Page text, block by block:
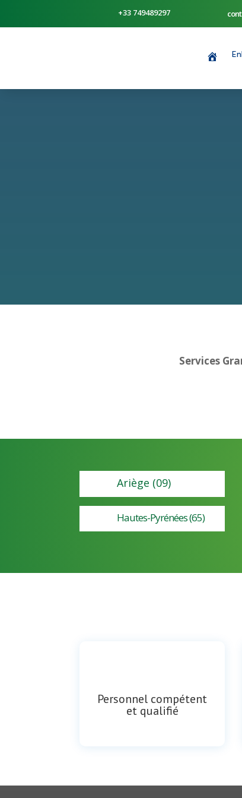
+33 749489297
Services
Ariège (09)
Hautes-Pyrénées (65)
Personnel compétent
et qualifié